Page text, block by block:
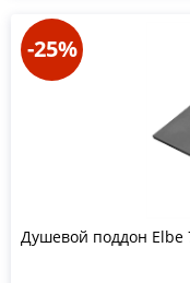
-25%
Душевой поддон Elbe